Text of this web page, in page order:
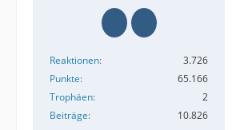
Reaktionen
3.726
Punkte
65.166
Trophäen
2
Beiträge
10.826